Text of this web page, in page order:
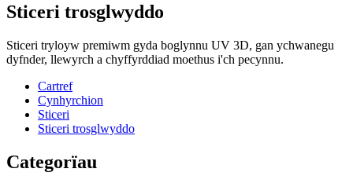
Sticeri trosglwyddo
Sticeri tryloyw premiwm gyda boglynnu UV 3D, gan ychwanegu
dyfnder, llewyrch a chyffyrddiad moethus i'ch pecynnu.
Cartref
Cynhyrchion
Sticeri
Sticeri trosglwyddo
Categorïau